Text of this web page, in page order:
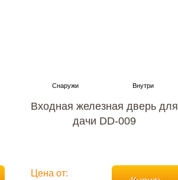
Входная железная дверь для
дачи DD-009
Цена от: